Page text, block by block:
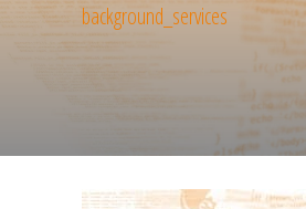
background_services